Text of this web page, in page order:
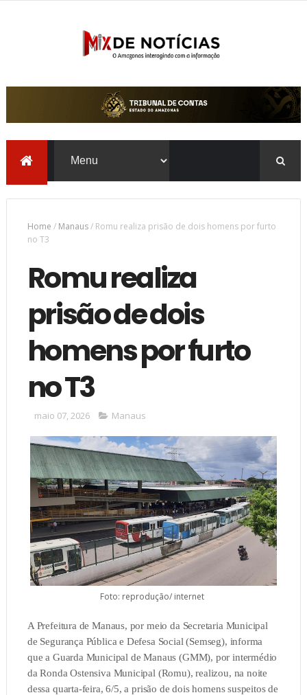
Home / Manaus/ Romu realiza prisão de dois homens por furto
no T3
Romu realiza
prisão de dois
homens por furto
no T3
maio 07, 2026 Manaus
Foto: reprodução/ internet
A Prefeitura de Manaus, por meio da Secretaria Municipal
de Segurança Pública e Defesa Social (Semseg), informa
que a Guarda Municipal de Manaus (GMM), por intermédio
da Ronda Ostensiva Municipal (Romu), realizou, na noite
dessa quarta-feira, 6/5, a prisão de dois homens suspeitos de